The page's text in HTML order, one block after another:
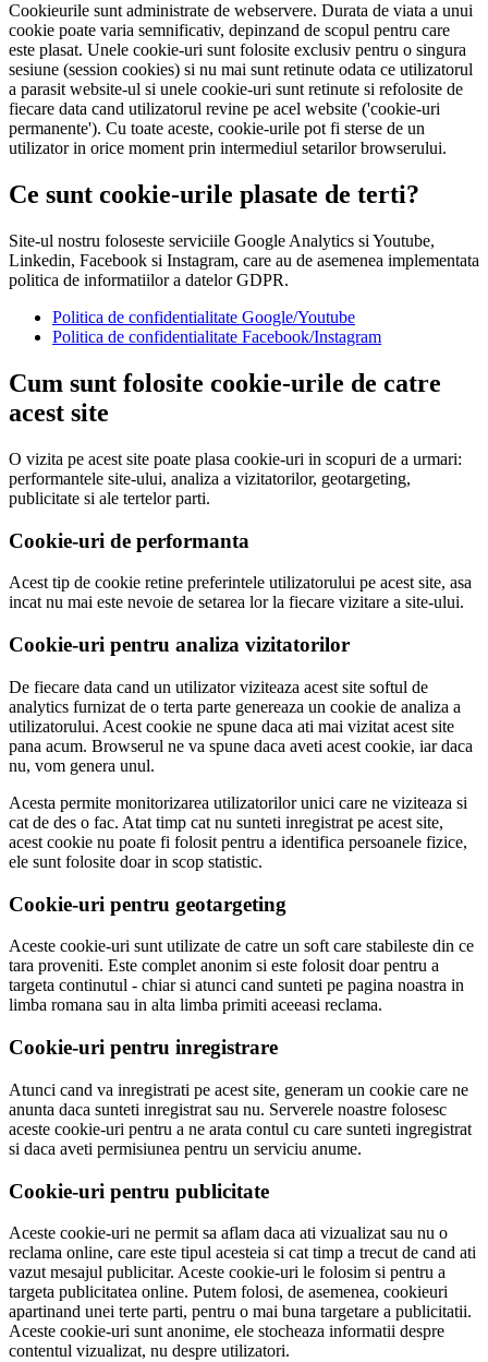
Cookieurile sunt administrate de webservere. Durata de viata a unui
cookie poate varia semnificativ, depinzand de scopul pentru care
este plasat. Unele cookie-uri sunt folosite exclusiv pentru o singura
sesiune (session cookies) si nu mai sunt retinute odata ce utilizatorul
a parasit website-ul si unele cookie-uri sunt retinute si refolosite de
fiecare data cand utilizatorul revine pe acel website ('cookie-uri
permanente'). Cu toate aceste, cookie-urile pot fi sterse de un
utilizator in orice moment prin intermediul setarilor browserului.
Ce sunt cookie-urile plasate de terti?
Site-ul nostru foloseste serviciile Google Analytics si Youtube,
Linkedin, Facebook si Instagram, care au de asemenea implementata
politica de informatiilor a datelor GDPR.
Politica de confidentialitate Google/Youtube
Politica de confidentialitate Facebook/Instagram
Cum sunt folosite cookie-urile de catre
acest site
O vizita pe acest site poate plasa cookie-uri in scopuri de a urmari:
performantele site-ului, analiza a vizitatorilor, geotargeting,
publicitate si ale tertelor parti.
Cookie-uri de performanta
Acest tip de cookie retine preferintele utilizatorului pe acest site, asa
incat nu mai este nevoie de setarea lor la fiecare vizitare a site-ului.
Cookie-uri pentru analiza vizitatorilor
De fiecare data cand un utilizator viziteaza acest site softul de
analytics furnizat de o terta parte genereaza un cookie de analiza a
utilizatorului. Acest cookie ne spune daca ati mai vizitat acest site
pana acum. Browserul ne va spune daca aveti acest cookie, iar daca
nu, vom genera unul.
Acesta permite monitorizarea utilizatorilor unici care ne viziteaza si
cat de des o fac. Atat timp cat nu sunteti inregistrat pe acest site,
acest cookie nu poate fi folosit pentru a identifica persoanele fizice,
ele sunt folosite doar in scop statistic.
Cookie-uri pentru geotargeting
Aceste cookie-uri sunt utilizate de catre un soft care stabileste din ce
tara proveniti. Este complet anonim si este folosit doar pentru a
targeta continutul - chiar si atunci cand sunteti pe pagina noastra in
limba romana sau in alta limba primiti aceeasi reclama.
Cookie-uri pentru inregistrare
Atunci cand va inregistrati pe acest site, generam un cookie care ne
anunta daca sunteti inregistrat sau nu. Serverele noastre folosesc
aceste cookie-uri pentru a ne arata contul cu care sunteti ingregistrat
si daca aveti permisiunea pentru un serviciu anume.
Cookie-uri pentru publicitate
Aceste cookie-uri ne permit sa aflam daca ati vizualizat sau nu o
reclama online, care este tipul acesteia si cat timp a trecut de cand ati
vazut mesajul publicitar. Aceste cookie-uri le folosim si pentru a
targeta publicitatea online. Putem folosi, de asemenea, cookieuri
apartinand unei terte parti, pentru o mai buna targetare a publicitatii.
Aceste cookie-uri sunt anonime, ele stocheaza informatii despre
contentul vizualizat, nu despre utilizatori.